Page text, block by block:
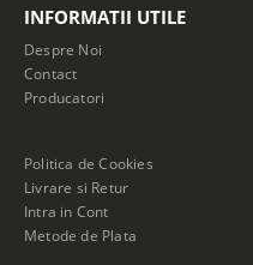
INFORMATII UTILE
Despre Noi
Contact
Producatori
Politica de Cookies
Livrare si Retur
Intra in Cont
Metode de Plata